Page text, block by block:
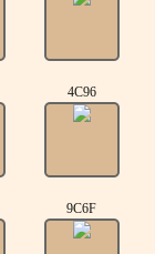
4C96
9C6F